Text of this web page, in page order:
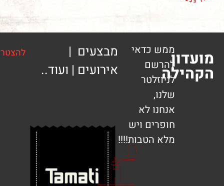
ממש כדאי
להרשם
לניוזלטר
אנחנו לא
חופרים ויש
מלא הטבות!!!!
מבצעים |
אירועים | ועוד..
להצטרפות